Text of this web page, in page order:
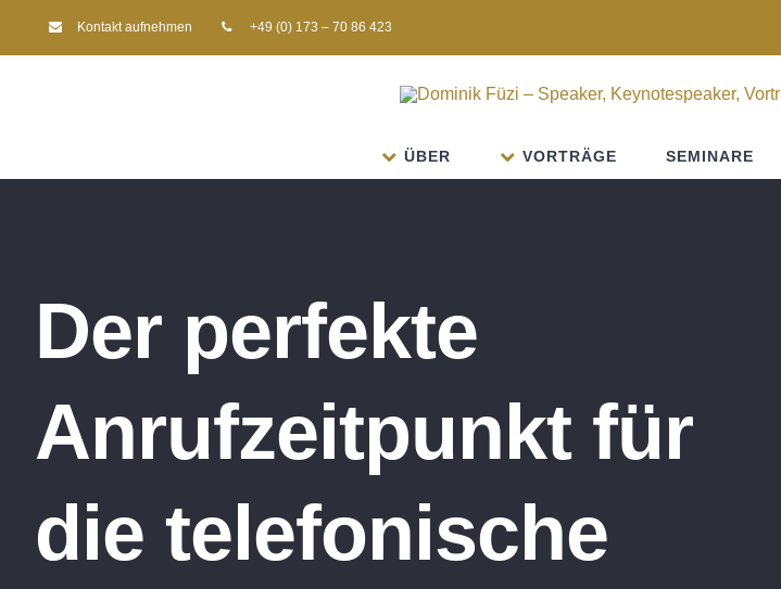
Kontakt aufnehmen +49 (0) 173 – 70 86 423
ÜBER VORTRÄGE SEMINARE
Der perfekte
Anrufzeitpunkt für
die telefonische